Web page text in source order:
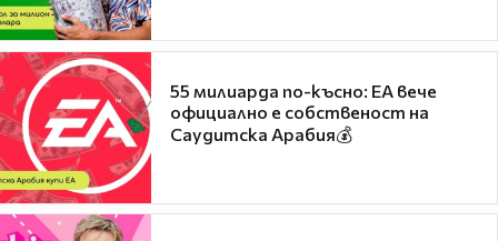
55 милиарда по-късно: EA вече
официално е собственост на
Саудитска Арабия💰